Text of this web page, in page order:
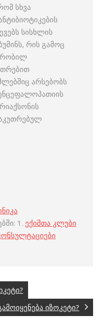
სხვა
სისხლის
რის გამოც
არსებობს
1. ექიმთა კლუბი
იზოკეტი?